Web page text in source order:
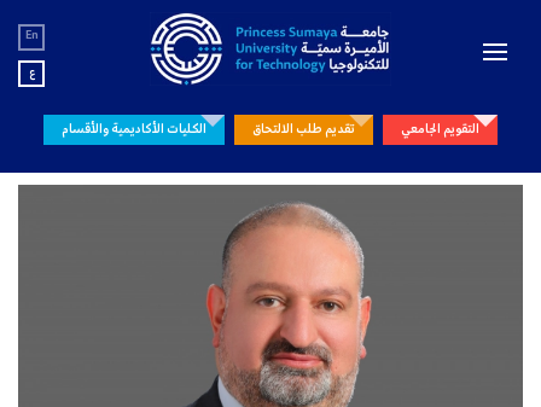
En
ع
التقويم الجامعي تقديم طلب الالتحاق الكليات الأكاديمية والأقسام